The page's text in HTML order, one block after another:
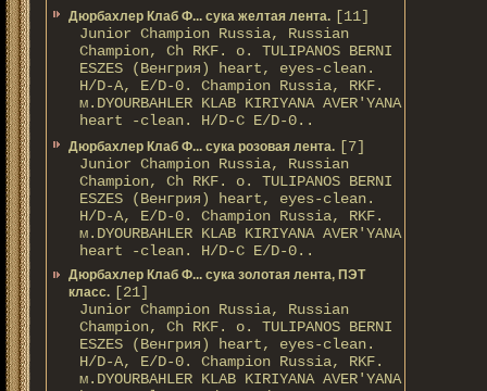
Дюрбахлер Клаб Ф... сука желтая лента. [11]
Junior Champion Russia, Russian
Champion, Ch RKF. о. TULIPANOS BERNI
ESZES (Венгрия) heart, eyes-clean.
H/D-A, E/D-0. Champion Russia, RKF.
м.DYOURBAHLER KLAB KIRIYANA AVER'YANA
heart -clean. H/D-С E/D-0..
Дюрбахлер Клаб Ф... сука розовая лента. [7]
Junior Champion Russia, Russian
Champion, Ch RKF. о. TULIPANOS BERNI
ESZES (Венгрия) heart, eyes-clean.
H/D-A, E/D-0. Champion Russia, RKF.
м.DYOURBAHLER KLAB KIRIYANA AVER'YANA
heart -clean. H/D-С E/D-0..
Дюрбахлер Клаб Ф... сука золотая лента, ПЭТ
класс. [21]
Junior Champion Russia, Russian
Champion, Ch RKF. о. TULIPANOS BERNI
ESZES (Венгрия) heart, eyes-clean.
H/D-A, E/D-0. Champion Russia, RKF.
м.DYOURBAHLER KLAB KIRIYANA AVER'YANA